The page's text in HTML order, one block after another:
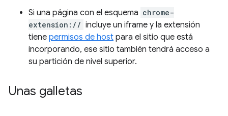
Si una página con el esquema chrome-
extension:// incluye un iframe y la extensión
tiene permisos de host para el sitio que está
incorporando, ese sitio también tendrá acceso a
su partición de nivel superior.
Unas galletas